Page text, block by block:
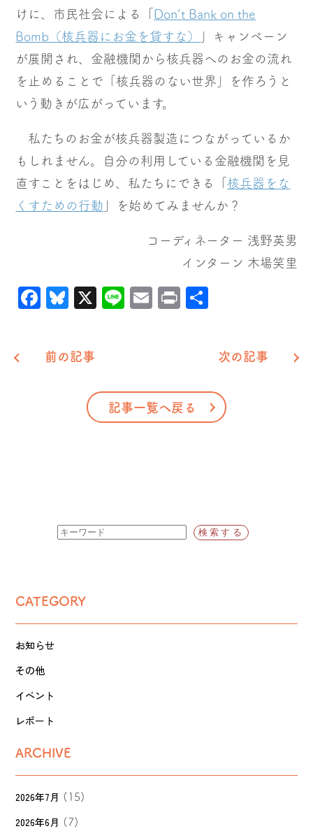
けに、市民社会による「 Don’t Bank on the
Bomb（核兵器にお金を貸すな）
」キャンペーン
が展開され、金融機関から核兵器へのお金の流れ
を止めることで「核兵器のない世界」を作ろうと
いう動きが広がっています。
私たちのお金が核兵器製造につながっているか
もしれません。自分の利用している金融機関を見
直すことをはじめ、私たちにできる「 核兵器をな
くすための行動 」を始めてみませんか？
コーディネーター 浅野英男
インターン 木場笑里
Facebook
Bluesky
X LineEmailPrint
前の記事
記事一覧へ戻る
次の記事
CATEGORY
お知らせ
その他
イベント
レポート
ARCHIVE
2026年7月 (15)
2026年6月 (7)